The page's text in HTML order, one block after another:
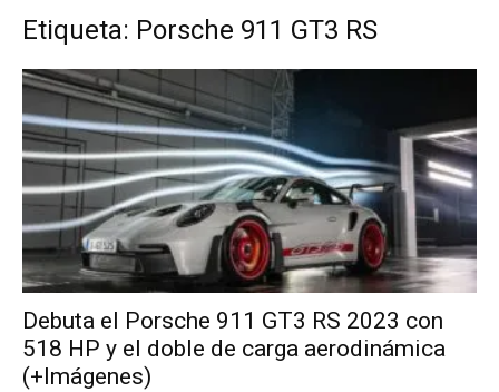
Etiqueta: Porsche 911 GT3 RS
Debuta el Porsche 911 GT3 RS 2023 con
518 HP y el doble de carga aerodinámica
(+Imágenes)